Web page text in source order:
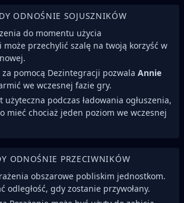
ODNOŚNIE SOJUSZNIKÓW
do momentu użycia
przechylić szalę na twoją korzyść w
pomocą Dezintegracji pozwala Annie
we wczesnej fazie gry.
użyteczna podczas ładowania ogłuszenia,
mieć chociaż jeden poziom we wczesnej
ODNOŚNIE PRZECIWNIKÓW
obszarowe pobliskim jednostkom.
odległość, gdy zostanie przywołany.